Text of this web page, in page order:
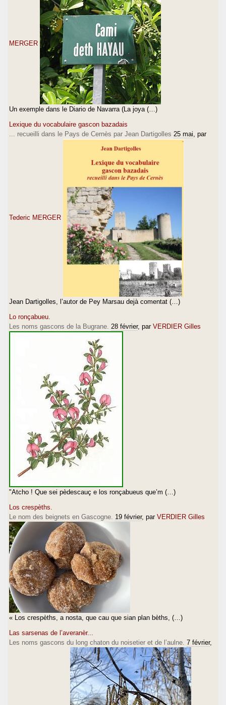
MERGER
Un exemple dans le Diario de Navarra (La joya (…)
Lexique du vocabulaire gascon bazadais
... recueilli dans le Pays de Cernès par Jean Dartigolles 25 mai , par
Tederic MERGER
Jean Dartigolles, l’autor de Pey Marsau dejà comentat (…)
Lo ronçabueu.
Les noms gascons de la Bugrane. 28 février, par VERDIER Gilles
"Atcho ! Que sei pèdescauç e los ronçabueus que’m (…)
Los crespèths.
Le nom des beignets en Gascogne. 19 février, par VERDIER Gilles
« Los crespèths, a nosta, que cau que sian plan bèths, (…)
Las sarsenas de l’averanèr...
Les noms gascons du long chaton du noisetier et de l’aulne. 7 février,